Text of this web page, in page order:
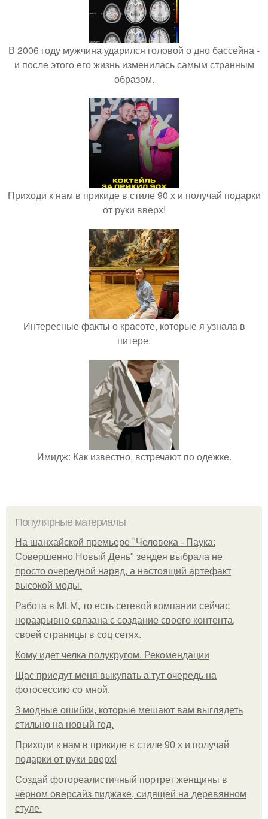
В 2006 году мужчина ударился головой о дно бассейна -
и после этого его жизнь изменилась самым странным
образом.
Приходи к нам в прикиде в стиле 90 х и получай подарки
от руки вверх!
Интересные факты о красоте, которые я узнала в
питере.
Имидж: Как известно, встречают по одежке.
Популярные материалы
На шанхайской премьере "Человека - Паука:
Совершенно Новый День" зендея выбрала не
просто очередной наряд, а настоящий артефакт
высокой моды.
Работа в MLM, то есть сетевой компании сейчас
неразрывно связана с создание своего контента,
своей страницы в соц сетях.
Кому идет челка полукругом. Рекомендации
Щас приедут меня выкупать а тут очередь на
фотосессию со мной.
3 модные ошибки, которые мешают вам выглядеть
стильно на новый год.
Приходи к нам в прикиде в стиле 90 х и получай
подарки от руки вверх!
Создай фотореалистичный портрет женщины в
чёрном оверсайз пиджаке, сидящей на деревянном
стуле.